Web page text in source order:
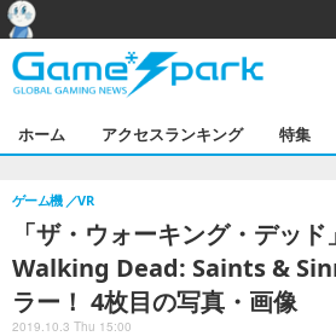
ホーム アクセスランキング 特集
「ザ・ウォーキング・デッ
Walking Dead: Saints &
ラー！ 4枚目の写真・画像
ゲーム機 VR
2019.10.3 Thu 15:00